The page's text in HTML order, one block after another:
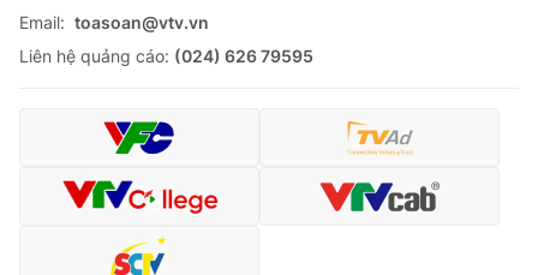
Email: toasoan@vtv.vn
Liên hệ quảng cáo: (024) 626 79595